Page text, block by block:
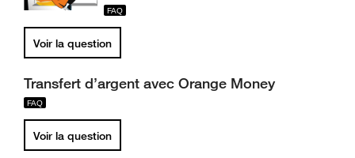
Voir la question
Transfert d’argent avec Orange Money
Voir la question